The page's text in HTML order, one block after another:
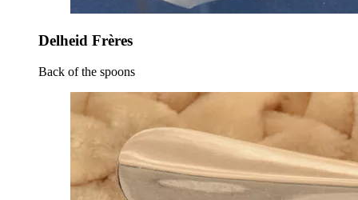
Delheid Frères
Back of the spoons